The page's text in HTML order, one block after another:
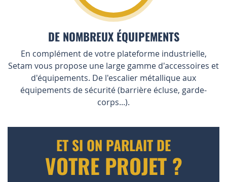
DE NOMBREUX ÉQUIPEMENTS
En complément de votre plateforme industrielle,
Setam vous propose une large gamme d'accessoires et
d'équipements. De l'escalier métallique aux
équipements de sécurité (barrière écluse, garde-
corps...).
ET SI ON PARLAIT DE
VOTRE PROJET ?